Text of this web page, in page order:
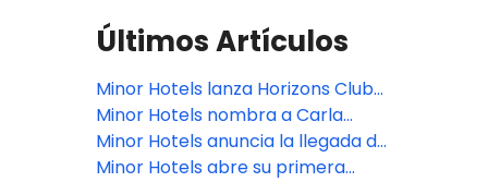
Últimos Artículos
Minor Hotels lanza Horizons Club
by Minor DISCOVERY, un nuevo
servicio de suscripción premium
para viajar mejor y pagar menos
Minor Hotels nombra a Carla
Amado como directora para
México y Caribe
Minor Hotels anuncia la llegada de
Anantara a Argentina con un
Minor Hotels abre su primera